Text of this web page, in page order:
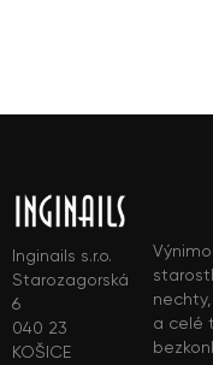
Inginails s.r.o.
Starozagorská
6
040 23
KOŠICE
a celé